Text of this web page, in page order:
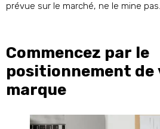
prévue sur le marché, ne le mine pas.
Commencez par le
positionnement de
marque